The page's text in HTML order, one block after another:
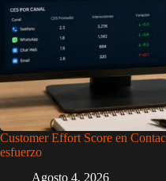
Customer Effort Score en
esfuerzo
Agosto 4, 2026